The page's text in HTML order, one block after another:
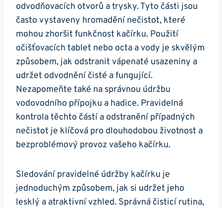
odvodňovacích ⁣otvorů a trysky. Tyto části jsou
často vystaveny hromadění ​nečistot, které
mohou zhoršit funkčnost⁢ kačírku. Použití
očišťovacích ‍tablet nebo octa a vody je skvělým
způsobem, jak odstranit vápenaté usazeniny a
‍udržet odvodnění ⁣čisté a fungující.
Nezapomeňte také na správnou‌ údržbu
vodovodního přípojku a hadice. Pravidelná
kontrola těchto částí a odstranění případných
nečistot je klíčová ⁤pro dlouhodobou životnost a
bezproblémový provoz vašeho kačírku.
Sledování pravidelné ​údržby kačírku je
jednoduchým způsobem, jak​ si‍ udržet‌ jeho
lesklý a ⁢atraktivní vzhled. Správná čisticí rutina,